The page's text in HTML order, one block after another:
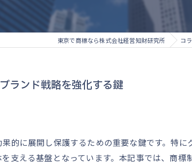
東京で商標なら株式会社経営知財研究所 コ
ランド戦略を強化する鍵
的に展開し保護するための重要な鍵です。特
支える基盤となっています。本記事では、商